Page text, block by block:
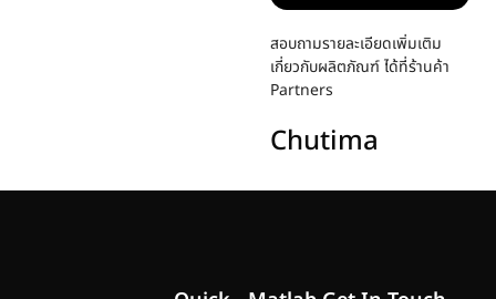
สอบถามรายละเอียดเพิ่มเติม
เกี่ยวกับผลิตภัณฑ์ ได้ที่ร้านค้า
Partners
Chutima